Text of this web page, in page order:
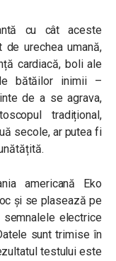
cu cât aceste
urechea umană,
cardiacă, boli ale
bătăilor inimii –
de a se agrava,
tradițional,
secole, ar putea fi
americană Eko
și se plasează pe
semnalele electrice
sunt trimise în
testului este